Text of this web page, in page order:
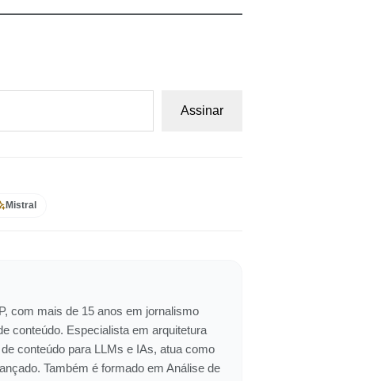
Assinar
Mistral
com mais de 15 anos em jornalismo
conteúdo. Especialista em arquitetura
conteúdo para LLMs e IAs, atua como
Também é formado em Análise de